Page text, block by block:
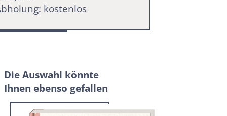
kostenlos
Die Auswahl könnte
Ihnen ebenso gefallen